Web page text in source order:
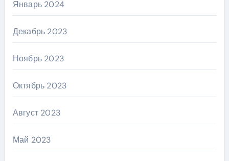
Январь 2024
Декабрь 2023
Ноябрь 2023
Октябрь 2023
Август 2023
Май 2023